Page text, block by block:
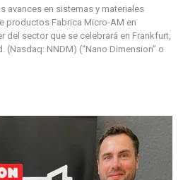
avances en sistemas y materiales
productos Fabrica Micro-AM en
del sector que se celebrará en Frankfurt,
(Nasdaq: NNDM) (“Nano Dimension” o